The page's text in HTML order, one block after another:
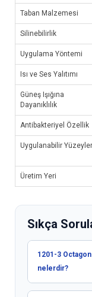
Taban Malzemesi
Silinebilirlik
Uygulama Yöntemi
Isı ve Ses Yalıtımı
Güneş Işığına
Dayanıklılık
Antibakteriyel Özellik
Uygulanabilir Yüzeyler
Üretim Yeri
Sıkça
1201-3
nelerdir?